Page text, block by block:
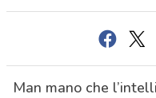
Man mano che